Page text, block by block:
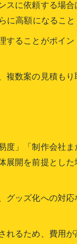
と費用ポイント
される要素
法の工夫
進め方
もりの流れ
把握する
せのコツ
依頼先選び
ュレーション術
訣とは
める費用戦略
率の考え方
に依頼する場
高額になること
ることがポイ
数案の見積も
」「制作会社
開を前提とし
ッズ化への対
るため、費用